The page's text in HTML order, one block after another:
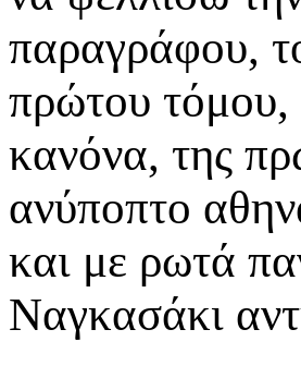
παραγράφου,
πρώτου τόμου,
κανόνα, της
ανύποπτο
και με ρωτά
Ναγκασάκι